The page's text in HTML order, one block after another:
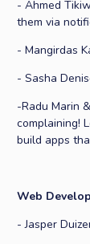
- Ahmed
them via
- Mangirdas
- Sasha
-Radu Marin
complaining!
build apps
Web
- Jasper